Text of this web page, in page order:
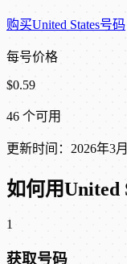
购买United States号码
每号价格
$0.59
46 个可用
更新时间：2026年3
如何用United
1
获取号码